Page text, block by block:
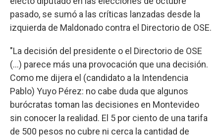
pasado, se sumó a las críticas lanzadas desde la
izquierda de Maldonado contra el Directorio de OSE.
"La decisión del presidente o el Directorio de OSE
(...) parece más una provocación que una decisión.
Como me dijera el (candidato a la Intendencia
Pablo) Yuyo Pérez: no cabe duda que algunos
burócratas toman las decisiones en Montevideo
sin conocer la realidad. El 5 por ciento de una tarifa
de 500 pesos no cubre ni cerca la cantidad de